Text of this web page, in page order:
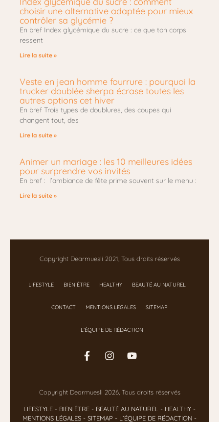
choisir une alternative adaptée pour mieux
contrôler sa glycémie ?
En bref Index glycémique du sucre : ce que ton corps
ressent
Lire la suite »
Veste en jean homme fourrure : pourquoi la
trucker doublée sherpa écrase toutes les
autres options cet hiver
En bref Trois types de doublures, des coupes qui
changent tout, des
Lire la suite »
Animer un mariage : les 10 meilleures idées
pour surprendre vos invités
En bref : l’ambiance de fête prime souvent sur le menu :
Lire la suite »
Copyright Dearmuesli 2021, Tous droits réservés
LIFESTYLE BIEN ÊTRE HEALTHY BEAUTÉ AU NATUREL
CONTACT MENTIONS LÉGALES SITEMAP
L’ÉQUIPE DE RÉDACTION
Copyright Dearmuesli 2026, Tous droits réservés
LIFESTYLE - BIEN ÊTRE - BEAUTÉ AU NATUREL - HEALTHY -
MENTIONS LÉGALES - SITEMAP - L’ÉQUIPE DE RÉDACTION -